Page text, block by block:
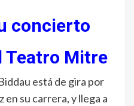
concierto
Teatro Mitre
está de gira por
su carrera, y llega a